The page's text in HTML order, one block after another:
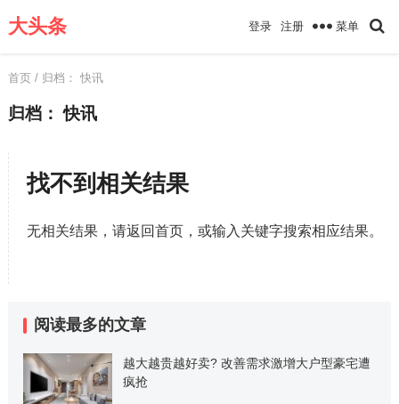
大头条 登录 注册 菜单
首页/ 归档： 快讯
归档：快讯
找不到相关结果
无相关结果，请返回首页，或输入关键字搜索相应结果。
阅读最多的文章
越大越贵越好卖? 改善需求激增大户型豪宅遭
疯抢